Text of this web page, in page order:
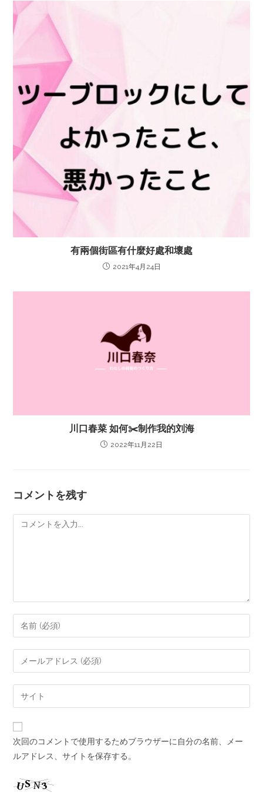
有兩個街區有什麼好處和壞處
2021年4月24日
川口春菜 如何✂️制作我的刘海
2022年11月22日
コメントを残す
次回のコメントで使用するためブラウザーに自分の名前、メー
ルアドレス、サイトを保存する。